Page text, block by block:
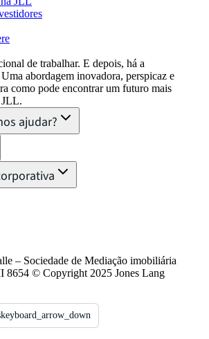
de trabalhar. E depois, há a
abordagem inovadora, perspicaz e
como pode encontrar um futuro mais
JLL.
ajudar?
– Sociedade de Mediação imobiliária
8654 © Copyright 2025 Jones Lang
keyboard_arrow_down